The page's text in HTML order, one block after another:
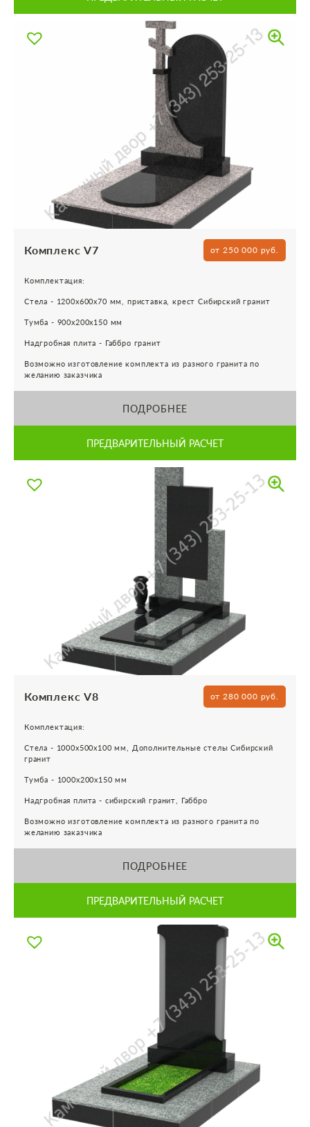
Комплекс V7 от 250 000 руб.
Комплектация:
Стела - 1200х600х70 мм, приставка, крест Сибирский гранит
Тумба - 900х200х150 мм
Надгробная плита - Габбро гранит
Возможно изготовление комплекта из разного гранита по
желанию заказчика
ПОДРОБНЕЕ
ПРЕДВАРИТЕЛЬНЫЙ РАСЧЕТ
Комплекс V8 от 280 000 руб.
Комплектация:
Стела - 1000х500х100 мм, Дополнительные стелы Сибирский
гранит
Тумба - 1000х200х150 мм
Надгробная плита - сибирский гранит, Габбро
Возможно изготовление комплекта из разного гранита по
желанию заказчика
ПОДРОБНЕЕ
ПРЕДВАРИТЕЛЬНЫЙ РАСЧЕТ